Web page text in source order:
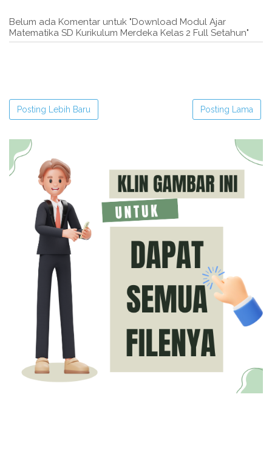
Belum ada Komentar untuk "Download Modul Ajar
Matematika SD Kurikulum Merdeka Kelas 2 Full Setahun"
Posting Lebih Baru Posting Lama